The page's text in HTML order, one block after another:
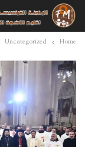
Home
Uncategorized